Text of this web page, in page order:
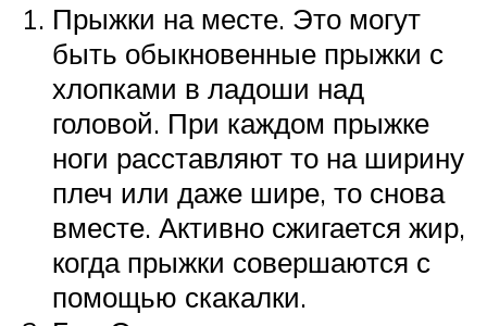
Прыжки на месте. Это могут
быть обыкновенные прыжки с
хлопками в ладоши над
головой. При каждом прыжке
ноги расставляют то на ширину
плеч или даже шире, то снова
вместе. Активно сжигается жир,
когда прыжки совершаются с
помощью скакалки.